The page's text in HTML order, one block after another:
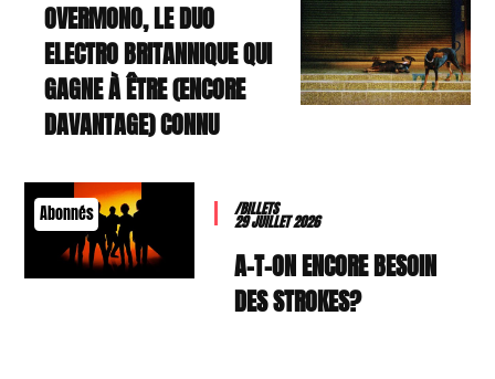
OVERMONO, LE DUO
ELECTRO BRITANNIQUE QUI
GAGNE À ÊTRE (ENCORE
DAVANTAGE) CONNU
Abonnés /BILLETS
29 JUILLET 2026
A-T-ON ENCORE BESOIN
DES STROKES?